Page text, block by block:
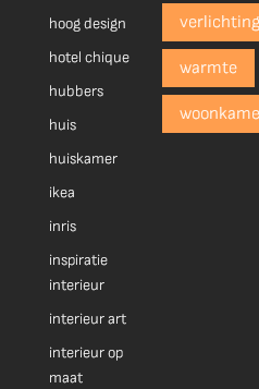
hoog design
hotel chique
hubbers
huis
huiskamer
ikea
inris
inspiratie
interieur
interieur art
interieur op
maat
warmte